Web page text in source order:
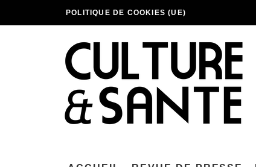
POLITIQUE DE COOKIES (UE)